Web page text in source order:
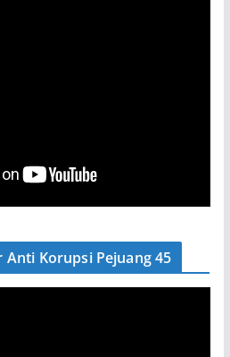
Anti Korupsi Pejuang 45